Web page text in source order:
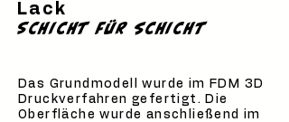
Lack
SChicht für schicht
Das Grundmodell wurde im FDM 3D
Druckverfahren gefertigt. Die
Oberfläche wurde anschließend im